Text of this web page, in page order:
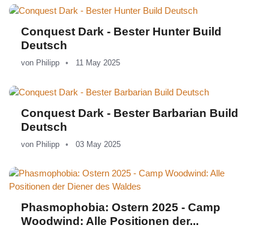
Conquest Dark - Bester Hunter Build
Deutsch
von Philipp 11 May 2025
Conquest Dark - Bester Barbarian Build
Deutsch
von Philipp 03 May 2025
Phasmophobia: Ostern 2025 - Camp
Woodwind: Alle Positionen der...